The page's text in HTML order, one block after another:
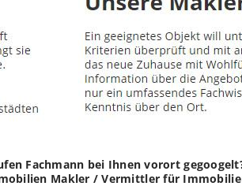
Fachmann bei Ihnen vorort
Makler / Vermittler für